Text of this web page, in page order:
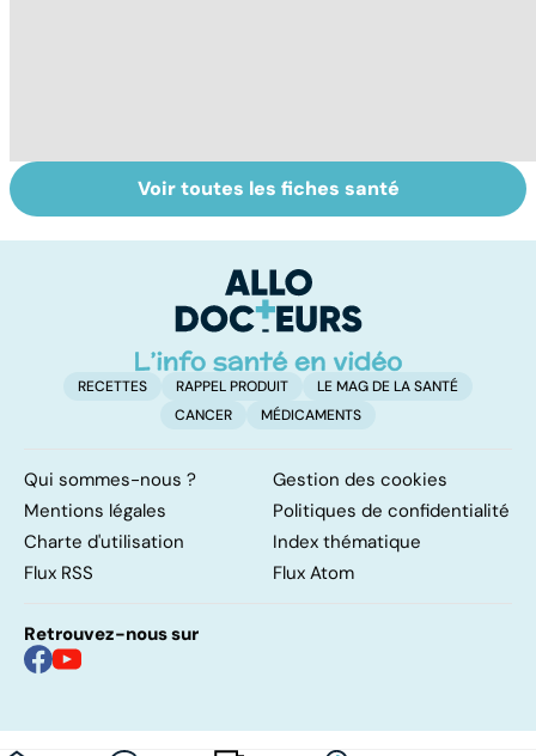
La tuberculose
pulmonaire
Tout savoir sur
les infections
Voir toutes les fiches santé
RECETTES RAPPEL PRODUIT
LE MAG DE LA SANTÉ
CANCER
MÉDICAMENTS
Qui sommes-nous ?
Gestion des cookies
Mentions légales
Politiques de confidentialité
Charte d'utilisation
Index thématique
Flux RSS
Flux Atom
Retrouvez-nous sur